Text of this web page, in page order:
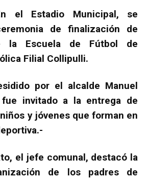
el Estadio Municipal, se
de finalización de
la Escuela de Fútbol de
Filial Collipulli.
por el alcalde Manuel
fue invitado a la entrega de
y jóvenes que forman en
el jefe comunal, destacó la
de los padres de